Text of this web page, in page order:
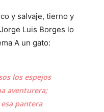
y salvaje, tierno y
Luis Borges lo
A un gato:
los espejos
aventurera;
pantera